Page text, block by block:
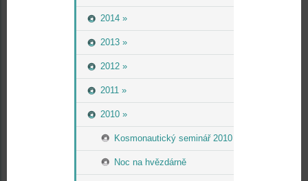
2014 »
2013 »
2012 »
2011 »
2010 »
Kosmonautický seminář 2010
Noc na hvězdárně